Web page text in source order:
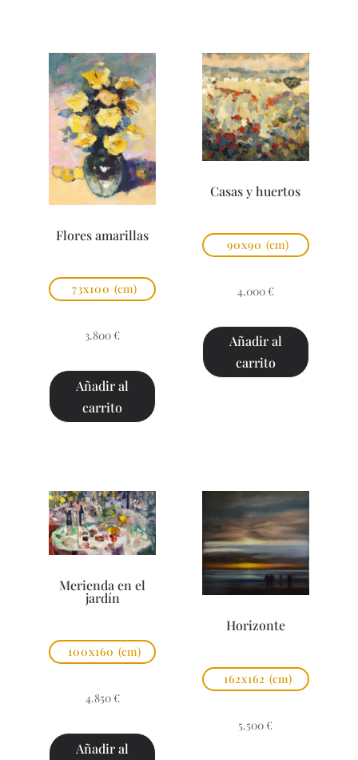
Flores amarillas
73x100 (cm)
3.800 €
Añadir al
carrito
Casas y huertos
90x90 (cm)
4.000 €
Añadir al
carrito
Merienda en el
jardín
100x160 (cm)
4.850 €
Añadir al
Horizonte
162x162 (cm)
5.500 €